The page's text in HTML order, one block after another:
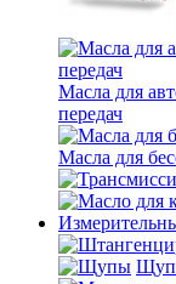
Масла для
передач
Масла для